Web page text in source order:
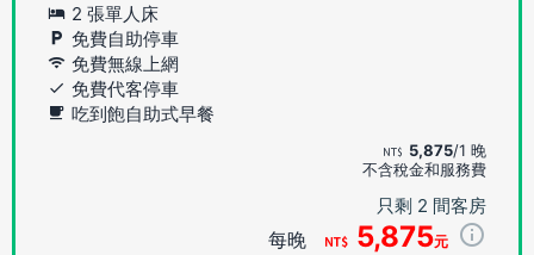
2 張單人床
免費自助停車
免費無線上網
免費代客停車
吃到飽自助式早餐
5,875/1 晚
不含稅金和服務費
只剩 2 間客房
每晚 5,875元